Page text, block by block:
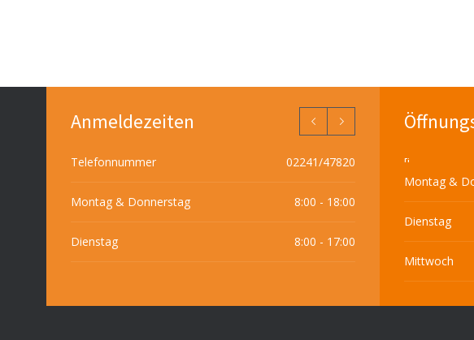
Anmeldezeiten
Telefonnummer 02241/47820
Montag & Donnerstag 8:00 - 18:00
Dienstag 8:00 - 17:00
[i
Montag &
Dienstag
Mittwoch